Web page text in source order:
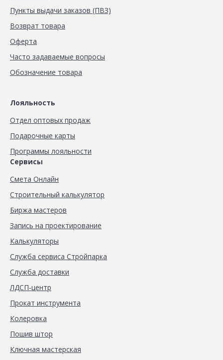
Пункты выдачи заказов (ПВЗ)
Возврат товара
Оферта
Часто задаваемые вопросы
Обозначение товара
Лояльность
Отдел оптовых продаж
Подарочные карты
Программы лояльности
Сервисы
Смета Онлайн
Строительный калькулятор
Биржа мастеров
Запись на проектирование
Калькуляторы
Служба сервиса Стройпарка
Служба доставки
ЛДСП-центр
Прокат инструмента
Колеровка
Пошив штор
Ключная мастерская